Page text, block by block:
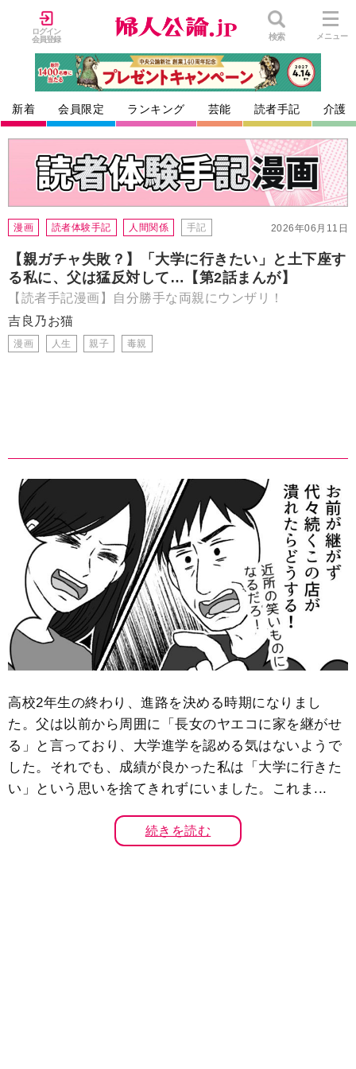
ログイン
会員登録
検索 メニュー
新着 会員限定 ランキング 芸能 読者手記 介護
2026年06月11日
漫画 読者体験手記 人間関係 手記
【親ガチャ失敗？】「大学に行きたい」と土下座す
る私に、父は猛反対して…【第2話まんが】
【読者手記漫画】自分勝手な両親にウンザリ！
吉良乃お猫
漫画 人生 親子 毒親
高校2年生の終わり、進路を決める時期になりまし
た。父は以前から周囲に「長女のヤエコに家を継がせ
る」と言っており、大学進学を認める気はないようで
した。それでも、成績が良かった私は「大学に行きた
い」という思いを捨てきれずにいました。これま...
続きを読む